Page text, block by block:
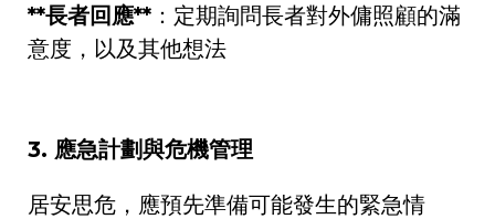
**長者回應** ：定期詢問長者對外傭照顧的滿
意度，以及其他想法
3. 應急計劃與危機管理
居安思危，應預先準備可能發生的緊急情